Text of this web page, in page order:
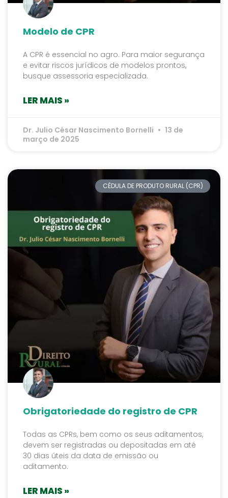
Modelo de CPR
A CPR é essencial no agro. Para maior segurança
e evitar riscos jurídicos de modelos prontos,
busque assessoria especializada.
LER MAIS »
Dr. Julio César Nascimento Bornelli
13 de
março de 2025
CÉDULA DE PRODUTO RURAL (CPR)
Obrigatoriedade do registro de CPR
Todas as CPRs, bem como os seus aditamentos,
devem ser registradas ou depositadas em até
30 dias úteis da data de emissão ou
aditamento.
LER MAIS »